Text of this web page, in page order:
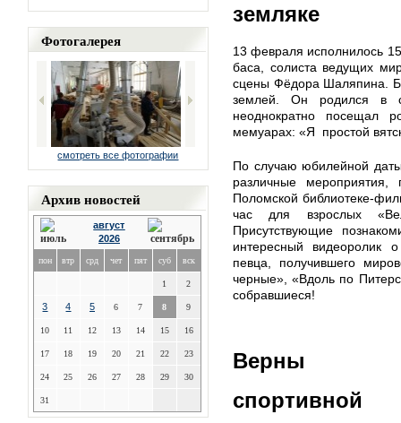
Фотогалерея
смотреть все фотографии
Архив новостей
август
2026
пон втр срд чет пят суб вск
1 2
3 4 5 6 7 8 9
10 11 12 13 14 15 16
17 18 19 20 21 22 23
24 25 26 27 28 29 30
31
земляке
13 февраля исполнилось
баса, солиста ведущих
сцены Фёдора Шаляпина.
землей. Он родился в
неоднократно посещал
мемуарах: «Я
простой
По случаю юбилейной
различные
Поломской библиотеке-
час для взрослых
Присутствующие
интересный видеоролик
певца, получившего
черные», «Вдоль по
собравшиеся!
Верны
спортивной